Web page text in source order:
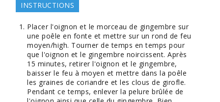
INSTRUCTIONS
Placer l'oignon et le morceau de gingembre sur
une poêle en fonte et mettre sur un rond de feu
moyen/high. Tourner de temps en temps pour
que l'oignon et le gingembre noircissent. Après
15 minutes, retirer l'oignon et le gingembre,
baisser le feu à moyen et mettre dans la poêle
les graines de coriandre et les clous de girofle.
Pendant ce temps, enlever la pelure brûlée de